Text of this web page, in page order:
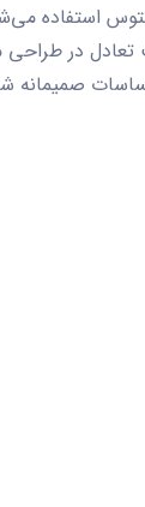
استفاده
تعادل در
صمیمانه